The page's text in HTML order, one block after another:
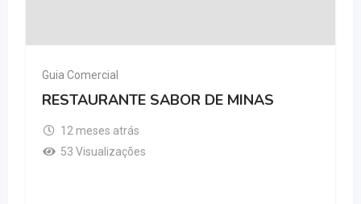
Guia Comercial
RESTAURANTE SABOR DE MINAS
12 meses atrás
53 Visualizações